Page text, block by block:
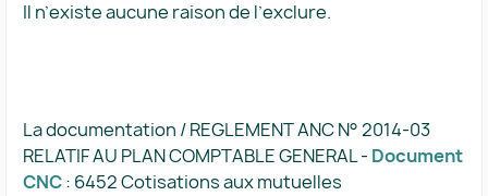
Il n’existe aucune raison de l’exclure.
La documentation / REGLEMENT ANC N° 2014-03
RELATIF AU PLAN COMPTABLE GENERAL - Document
CNC: 6452 Cotisations aux mutuelles